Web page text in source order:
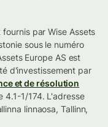
par Wise Assets
sous le numéro
Europe AS est
d'investissement par
et de résolution
4.1-1/174. L'adresse
linnaosa, Tallinn,